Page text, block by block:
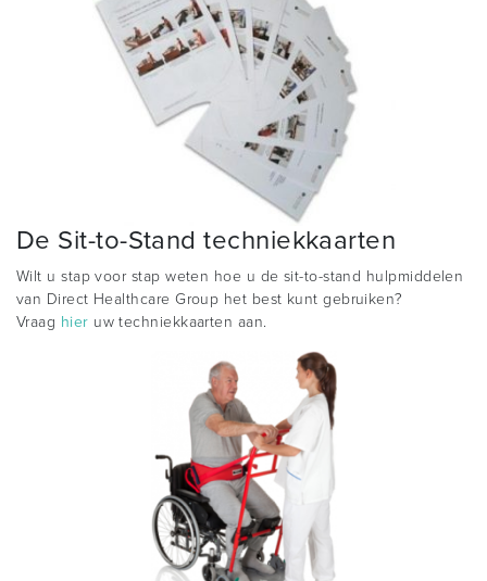
De Sit-to-Stand techniekkaarten
Wilt u stap voor stap weten hoe u de sit-to-stand hulpmiddelen
van Direct Healthcare Group het best kunt gebruiken?
Vraag hier uw techniekkaarten aan.